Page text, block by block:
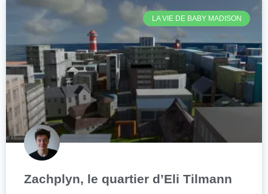
LA VIE DE BABY MADISON
Zachplyn, le quartier d’Eli Tilmann